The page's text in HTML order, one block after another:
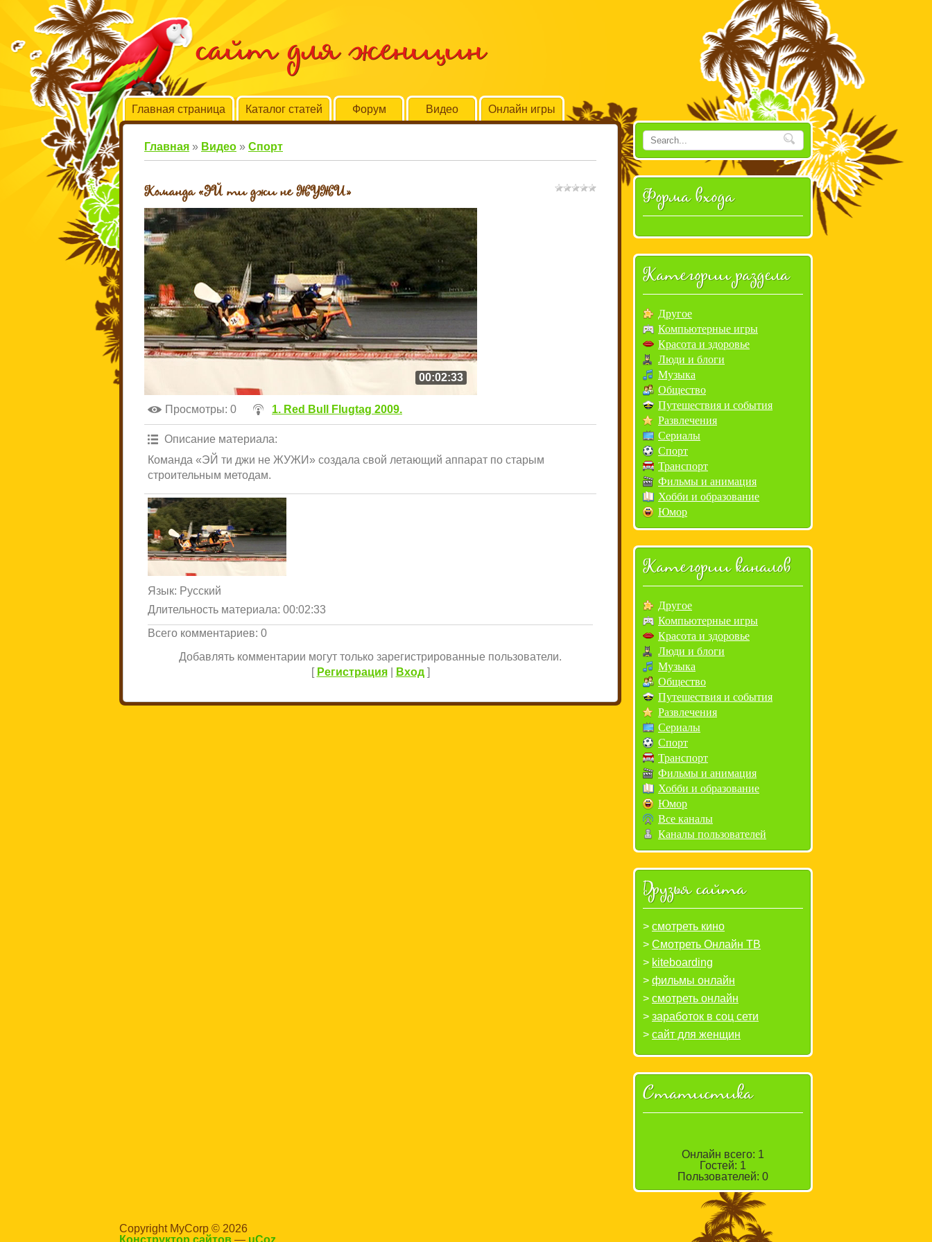
сайт для женщин
Главная страница Каталог статей Форум Видео Онлайн игры
Главная » Видео » Спорт
Команда «ЭЙ ти джи не ЖУЖИ»
00:02:33
Просмотры: 0 1. Red Bull Flugtag 2009.
Описание материала:
Команда «ЭЙ ти джи не ЖУЖИ» создала свой летающий аппарат по старым
строительным методам.
Язык: Русский
Длительность материала: 00:02:33
Всего комментариев: 0
Добавлять комментарии могут только зарегистрированные пользователи.
[ Регистрация| Вход]
Форма входа
Категории раздела
Другое
Компьютерные игры
Красота и здоровье
Люди и блоги
Музыка
Общество
Путешествия и события
Развлечения
Сериалы
Спорт
Транспорт
Фильмы и анимация
Хобби и образование
Юмор
Категории каналов
Другое
Компьютерные игры
Красота и здоровье
Люди и блоги
Музыка
Общество
Путешествия и события
Развлечения
Сериалы
Спорт
Транспорт
Фильмы и анимация
Хобби и образование
Юмор
Все каналы
Каналы пользователей
Друзья сайта
смотреть кино
Смотреть Онлайн ТВ
kiteboarding
фильмы онлайн
смотреть онлайн
заработок в соц сети
сайт для женщин
Статистика
Онлайн всего: 1
Гостей: 1
Пользователей: 0
Copyright MyCorp © 2026
Конструктор сайтов — uCoz